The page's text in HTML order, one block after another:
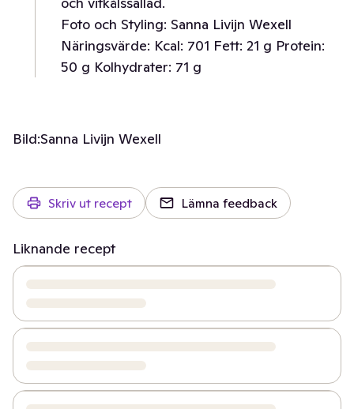
Foto och Styling: Sanna Livijn Wexell
Näringsvärde: Kcal: 701 Fett: 21 g Protein:
50 g Kolhydrater: 71 g
Bild:Sanna Livijn Wexell
Skriv ut recept Lämna feedback
Liknande recept